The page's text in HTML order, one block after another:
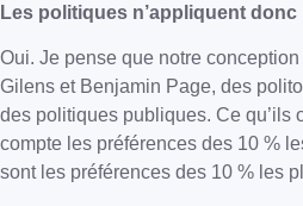
Les politiques n’appliquent
Oui. Je pense que notre
Gilens et Benjamin Page, des
des politiques publiques. Ce qu’ils
compte les préférences des 10 %
sont les préférences des 10 % les